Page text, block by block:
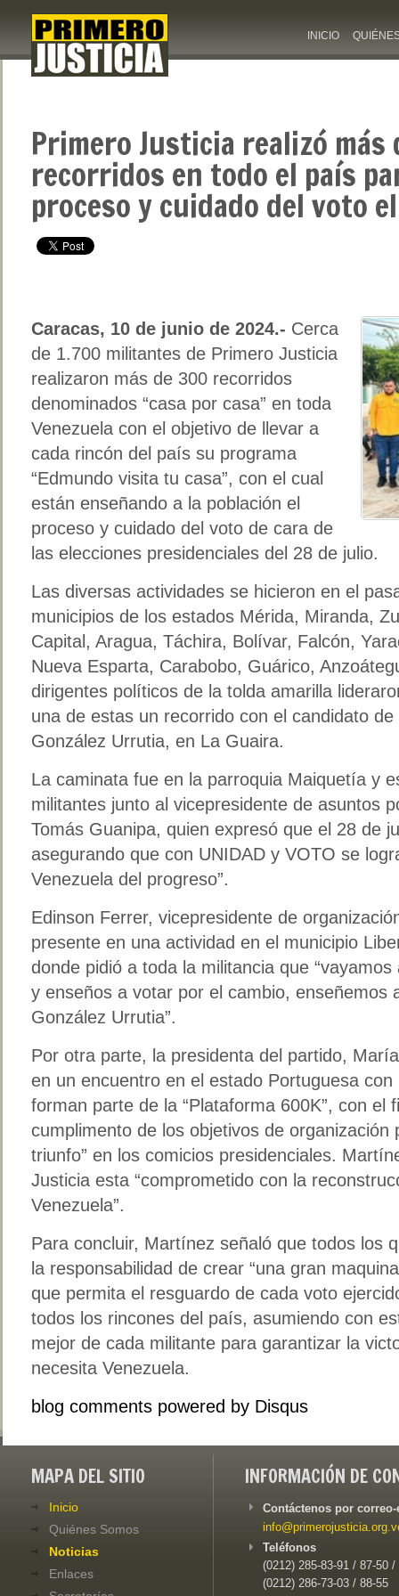
INICIO
Primero Justicia realizó más
recorridos en todo el país
proceso y cuidado del voto
Caracas, 10 de junio de 2024.- Cerca
de 1.700 militantes de Primero Justicia
realizaron más de 300 recorridos
denominados “casa por casa” en toda
Venezuela con el objetivo de llevar a
cada rincón del país su programa
“Edmundo visita tu casa”, con el cual
están enseñando a la población el
proceso y cuidado del voto de cara de
las elecciones presidenciales del 28 de julio.
Las diversas actividades se hicieron en el
municipios de los estados Mérida, Miranda,
Capital, Aragua, Táchira, Bolívar, Falcón,
Nueva Esparta, Carabobo, Guárico,
dirigentes políticos de la tolda amarilla
una de estas un recorrido con el candidato
González Urrutia, en La Guaira.
La caminata fue en la parroquia Maiquetía y
militantes junto al vicepresidente de asuntos
Tomás Guanipa, quien expresó que el 28 de
asegurando que con UNIDAD y VOTO se
Venezuela del progreso”.
Edinson Ferrer, vicepresidente de
presente en una actividad en el municipio
donde pidió a toda la militancia que
y enseños a votar por el cambio, enseñemos
González Urrutia”.
Por otra parte, la presidenta del partido,
en un encuentro en el estado Portuguesa
forman parte de la “Plataforma 600K”, con el
cumplimento de los objetivos de organización
triunfo” en los comicios presidenciales.
Justicia esta “comprometido con la
Venezuela”.
Para concluir, Martínez señaló que todos los
la responsabilidad de crear “una gran
que permita el resguardo de cada voto
todos los rincones del país, asumiendo con
mejor de cada militante para garantizar la
necesita Venezuela.
blog comments powered by Disqus
MAPA DEL SITIO
Inicio
Quiénes Somos
Noticias
Enlaces
INFORMACIÓN DE
Contáctenos por
Teléfonos
(0212) 285-83-91 / 87-50 /
(0212) 286-73-03 / 88-55